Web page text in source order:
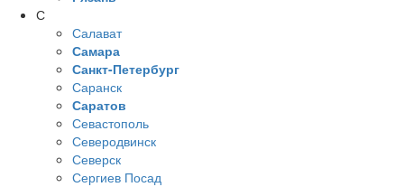
С
Салават
Самара
Санкт-Петербург
Саранск
Саратов
Севастополь
Северодвинск
Северск
Сергиев Посад